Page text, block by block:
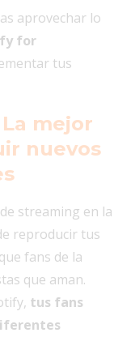
aprovechar lo
for
tus
mejor
nuevos
streaming en la
reproducir tus
fans de la
que aman.
tus fans